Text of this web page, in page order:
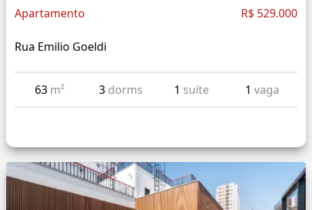
Apartamento R$ 529.000
Rua Emilio Goeldi
63 m² 3 dorms 1 suíte 1 vaga